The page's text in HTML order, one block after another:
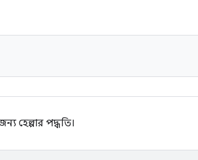
হেল্পার পদ্ধতি।